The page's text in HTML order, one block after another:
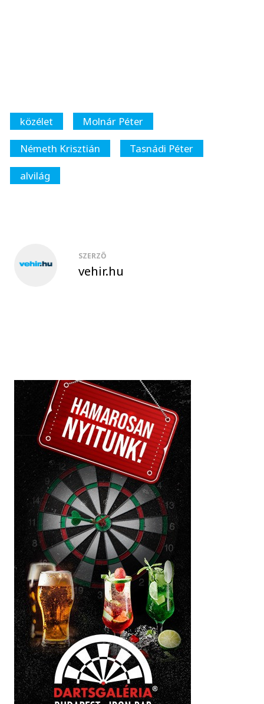
közélet
Molnár Péter
Németh Krisztián
Tasnádi Péter
alvilág
SZERZŐ
vehir.hu